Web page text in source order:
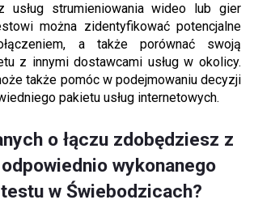
usług strumieniowania wideo lub gier
można zidentyfikować potencjalne
a także porównać swoją
z innymi dostawcami usług w okolicy.
także pomóc w podejmowaniu decyzji
pakietu usług internetowych.
o łączu zdobędziesz z
wykonanego
w Świebodzicach?